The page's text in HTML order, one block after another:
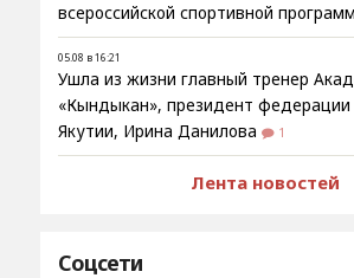
всероссийской спортивной
05.08 в 16:21
Ушла из жизни главный тренер
«Кындыкан», президент федерации
Якутии, Ирина Данилова
1
Лента новостей
Соцсети